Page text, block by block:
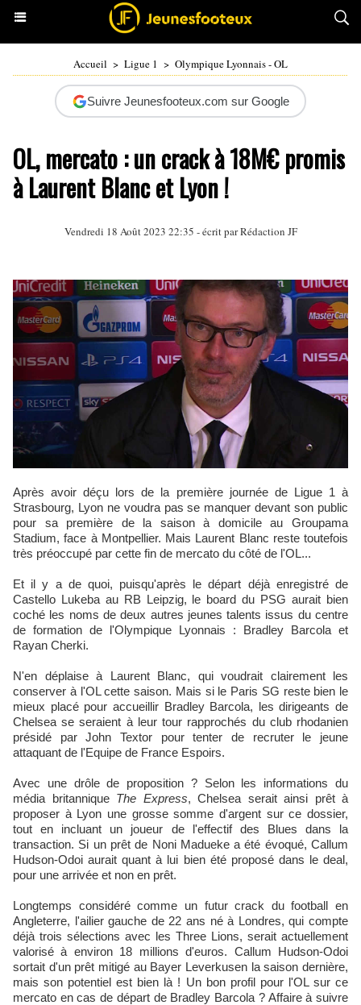
Accueil > Ligue 1 > Olympique Lyonnais - OL
Suivre Jeunesfooteux.com sur Google
OL, mercato : un crack à 18M€ promis
à Laurent Blanc et Lyon !
Vendredi 18 Août 2023 22:35 - écrit par Rédaction JF
Après avoir déçu lors de la première journée de Ligue 1 à
Strasbourg, Lyon ne voudra pas se manquer devant son public
pour sa première de la saison à domicile au Groupama
Stadium, face à Montpellier. Mais Laurent Blanc reste toutefois
très préoccupé par cette fin de mercato du côté de l'OL...
Et il y a de quoi, puisqu'après le départ déjà enregistré de
Castello Lukeba au RB Leipzig, le board du PSG aurait bien
coché les noms de deux autres jeunes talents issus du centre
de formation de l'Olympique Lyonnais : Bradley Barcola et
Rayan Cherki.
N'en déplaise à Laurent Blanc, qui voudrait clairement les
conserver à l'OL cette saison. Mais si le Paris SG reste bien le
mieux placé pour accueillir Bradley Barcola, les dirigeants de
Chelsea se seraient à leur tour rapprochés du club rhodanien
présidé par John Textor pour tenter de recruter le jeune
attaquant de l'Equipe de France Espoirs.
Avec une drôle de proposition ? Selon les informations du
média britannique The Express, Chelsea serait ainsi prêt à
proposer à Lyon une grosse somme d'argent sur ce dossier,
tout en incluant un joueur de l'effectif des Blues dans la
transaction. Si un prêt de Noni Madueke a été évoqué, Callum
Hudson-Odoi aurait quant à lui bien été proposé dans le deal,
pour une arrivée et non en prêt.
Longtemps considéré comme un futur crack du football en
Angleterre, l'ailier gauche de 22 ans né à Londres, qui compte
déjà trois sélections avec les Three Lions, serait actuellement
valorisé à environ 18 millions d'euros. Callum Hudson-Odoi
sortait d'un prêt mitigé au Bayer Leverkusen la saison dernière,
mais son potentiel est bien là ! Un bon profil pour l'OL sur ce
mercato en cas de départ de Bradley Barcola ? Affaire à suivre